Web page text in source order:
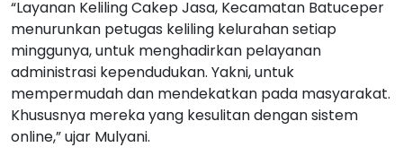
menurunkan petugas keliling kelurahan setiap
minggunya, untuk menghadirkan pelayanan
administrasi kependudukan. Yakni, untuk
mempermudah dan mendekatkan pada masyarakat.
Khususnya mereka yang kesulitan dengan sistem
online,” ujar Mulyani.